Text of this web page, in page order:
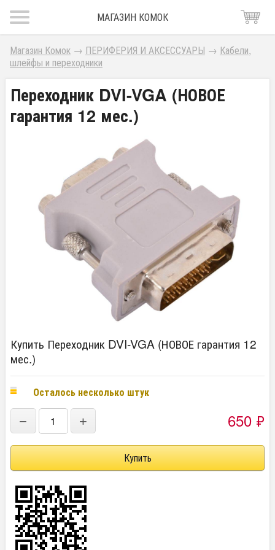
МАГАЗИН КОМОК
Магазин Комок → ПЕРИФЕРИЯ И АКСЕССУАРЫ → Кабели,
шлейфы и переходники
Переходник DVI-VGA (НОВОЕ
гарантия 12 мес.)
Купить Переходник DVI-VGA (НОВОЕ гарантия 12
мес.)
Осталось несколько штук
− + 650 ₽